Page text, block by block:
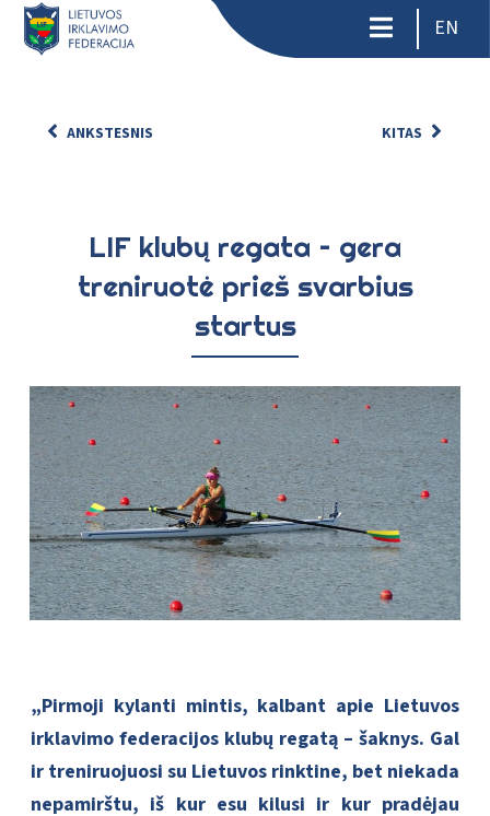
EN
ANKSTESNIS KITAS
LIF klubų regata – gera
treniruotė prieš svarbius
startus
„Pirmoji kylanti mintis, kalbant apie Lietuvos
irklavimo federacijos klubų regatą – šaknys. Gal
ir treniruojuosi su Lietuvos rinktine, bet niekada
nepamirštu, iš kur esu kilusi ir kur pradėjau